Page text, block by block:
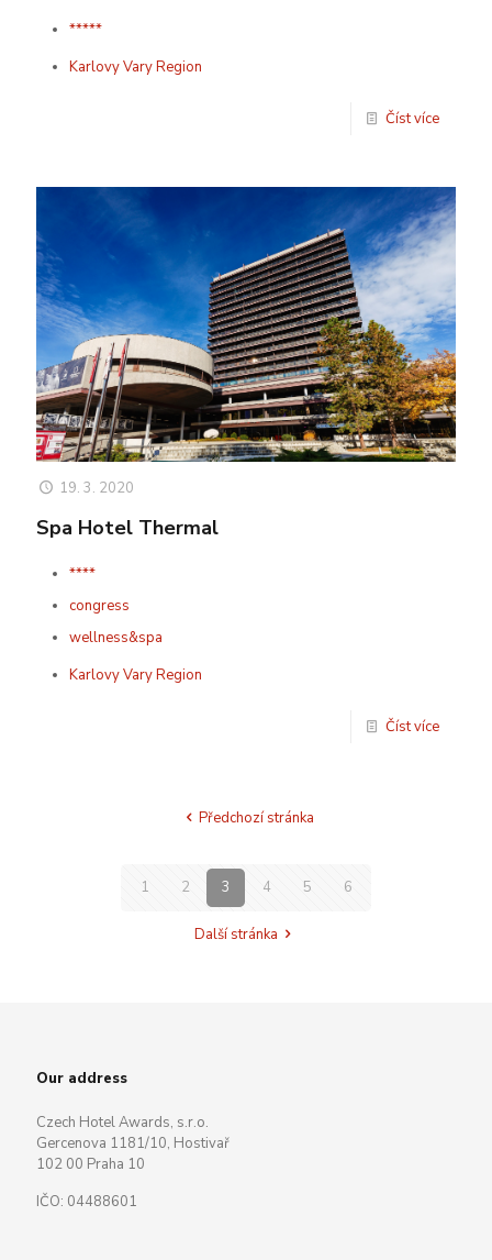
*****
Karlovy Vary Region
Číst více
19. 3. 2020
Spa Hotel Thermal
****
congress
wellness&spa
Karlovy Vary Region
Číst více
Předchozí stránka
1 2 3 4 5 6
Další stránka
Our address
Czech Hotel Awards, s.r.o.
Gercenova 1181/10, Hostivař
102 00 Praha 10
IČO: 04488601